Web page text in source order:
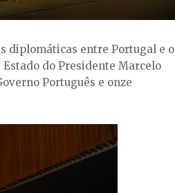
diplomáticas entre Portugal e o
do Presidente Marcelo
Português e onze